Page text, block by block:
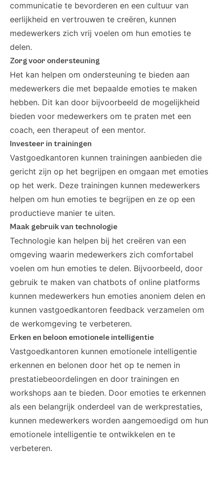
communicatie te bevorderen en een cultuur van
eerlijkheid en vertrouwen te creëren, kunnen
medewerkers zich vrij voelen om hun emoties te
delen.
Zorg voor ondersteuning
Het kan helpen om ondersteuning te bieden aan
medewerkers die met bepaalde emoties te maken
hebben. Dit kan door bijvoorbeeld de mogelijkheid
bieden voor medewerkers om te praten met een
coach, een therapeut of een mentor.
Investeer in trainingen
Vastgoedkantoren kunnen trainingen aanbieden die
gericht zijn op het begrijpen en omgaan met emoties
op het werk. Deze trainingen kunnen medewerkers
helpen om hun emoties te begrijpen en ze op een
productieve manier te uiten.
Maak gebruik van technologie
Technologie kan helpen bij het creëren van een
omgeving waarin medewerkers zich comfortabel
voelen om hun emoties te delen. Bijvoorbeeld, door
gebruik te maken van chatbots of online platforms
kunnen medewerkers hun emoties anoniem delen en
kunnen vastgoedkantoren feedback verzamelen om
de werkomgeving te verbeteren.
Erken en beloon emotionele intelligentie
Vastgoedkantoren kunnen emotionele intelligentie
erkennen en belonen door het op te nemen in
prestatiebeoordelingen en door trainingen en
workshops aan te bieden. Door emoties te erkennen
als een belangrijk onderdeel van de werkprestaties,
kunnen medewerkers worden aangemoedigd om hun
emotionele intelligentie te ontwikkelen en te
verbeteren.